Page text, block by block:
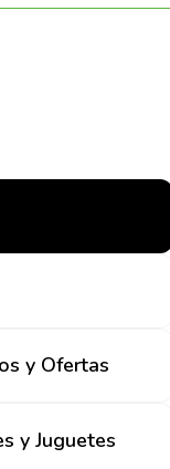
y Ofertas
y Juguetes